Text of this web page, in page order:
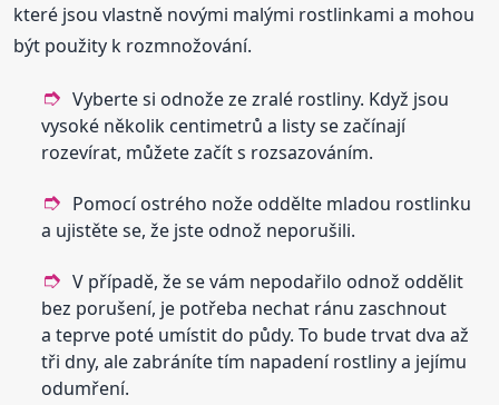
které jsou vlastně novými malými rostlinkami a mohou
být použity k rozmnožování.
Vyberte si odnože ze zralé rostliny. Když jsou
vysoké několik centimetrů a listy se začínají
rozevírat, můžete začít s rozsazováním.
Pomocí ostrého nože oddělte mladou rostlinku
a ujistěte se, že jste odnož neporušili.
V případě, že se vám nepodařilo odnož oddělit
bez porušení, je potřeba nechat ránu zaschnout
a teprve poté umístit do půdy. To bude trvat dva až
tři dny, ale zabráníte tím napadení rostliny a jejímu
odumření.